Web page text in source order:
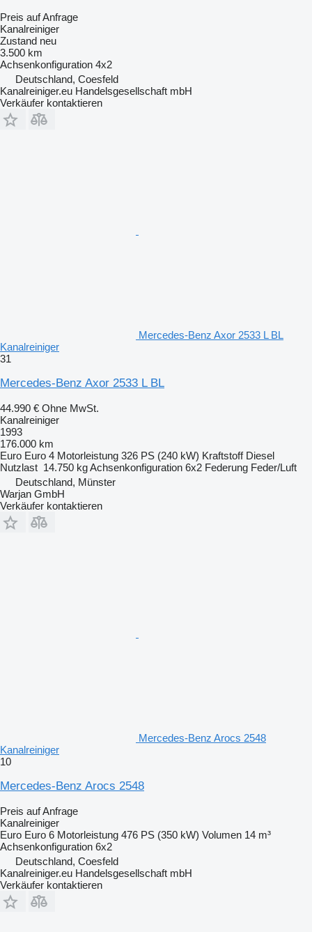
Preis auf Anfrage
Kanalreiniger
Zustand neu
3.500 km
Achsenkonfiguration 4x2
Deutschland, Coesfeld
Kanalreiniger.eu Handelsgesellschaft mbH
Verkäufer kontaktieren
Mercedes-Benz Axor 2533 L BL
Kanalreiniger
31
Mercedes-Benz Axor 2533 L BL
44.990 € Ohne MwSt.
Kanalreiniger
1993
176.000 km
Euro Euro 4 Motorleistung 326 PS (240 kW) Kraftstoff Diesel
Nutzlast 14.750 kgAchsenkonfiguration 6x2 Federung Feder/Luft
Deutschland, Münster
Warjan GmbH
Verkäufer kontaktieren
Mercedes-Benz Arocs 2548
Kanalreiniger
10
Mercedes-Benz Arocs 2548
Preis auf Anfrage
Kanalreiniger
Euro Euro 6 Motorleistung 476 PS (350 kW) Volumen 14 m³
Achsenkonfiguration 6x2
Deutschland, Coesfeld
Kanalreiniger.eu Handelsgesellschaft mbH
Verkäufer kontaktieren